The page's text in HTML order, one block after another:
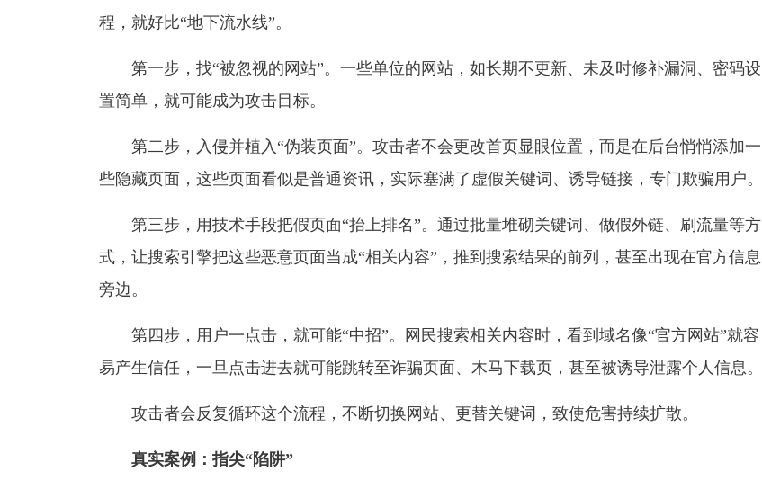
程，就好比“地下流水线”。
第一步，找“被忽视的网站”。一些单位的网站，如长期不更新、未及时修补漏洞、密码设
置简单，就可能成为攻击目标。
第二步，入侵并植入“伪装页面”。攻击者不会更改首页显眼位置，而是在后台悄悄添加一
些隐藏页面，这些页面看似是普通资讯，实际塞满了虚假关键词、诱导链接，专门欺骗用户。
第三步，用技术手段把假页面“抬上排名”。通过批量堆砌关键词、做假外链、刷流量等方
式，让搜索引擎把这些恶意页面当成“相关内容”，推到搜索结果的前列，甚至出现在官方信息
旁边。
第四步，用户一点击，就可能“中招”。网民搜索相关内容时，看到域名像“官方网站”就容
易产生信任，一旦点击进去就可能跳转至诈骗页面、木马下载页，甚至被诱导泄露个人信息。
攻击者会反复循环这个流程，不断切换网站、更替关键词，致使危害持续扩散。
真实案例：指尖“陷阱”